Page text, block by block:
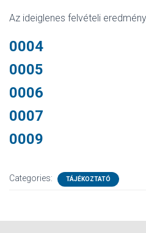
Az ideiglenes felvételi
0004
0005
0006
0007
0009
Categories: TÁJÉKOZTATÓ